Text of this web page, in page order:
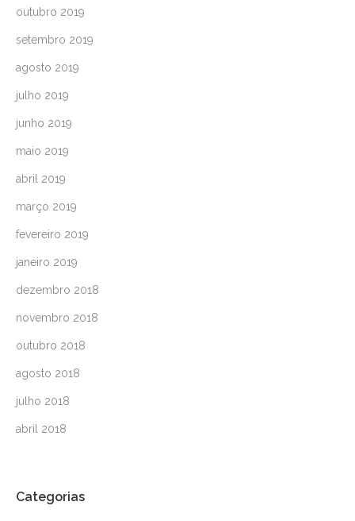
outubro 2019
setembro 2019
agosto 2019
julho 2019
junho 2019
maio 2019
abril 2019
março 2019
fevereiro 2019
janeiro 2019
dezembro 2018
novembro 2018
outubro 2018
agosto 2018
julho 2018
abril 2018
Categorias